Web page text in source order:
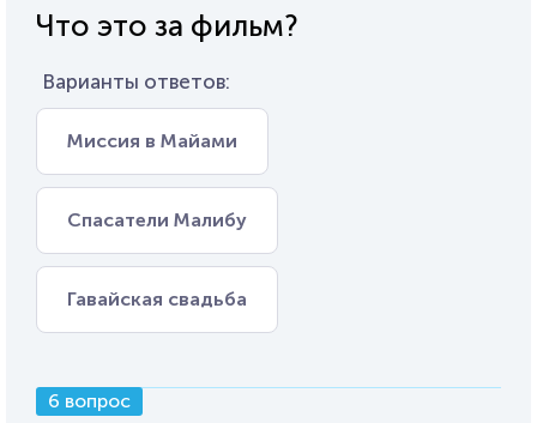
Что это за фильм?
Варианты ответов:
Миссия в Майами
Спасатели Малибу
Гавайская свадьба
6 вопрос